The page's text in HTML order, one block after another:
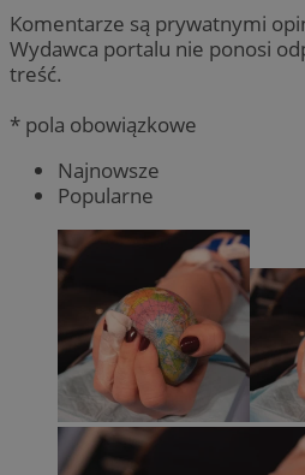
Komentarze są prywatnymi
Wydawca portalu nie ponosi
treść.
* pola obowiązkowe
Najnowsze
Popularne